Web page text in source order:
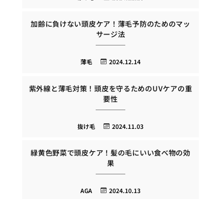
加齢に負けない頭皮ケア！薄毛予防のためのマッ
サージ法
2024.12.14
薄毛
紫外線と薄毛対策！頭皮を守るためのUVケアの重
要性
2024.11.03
抜け毛
緑黄色野菜で頭皮ケア！髪の毛にいい食べ物の効
果
2024.10.13
AGA